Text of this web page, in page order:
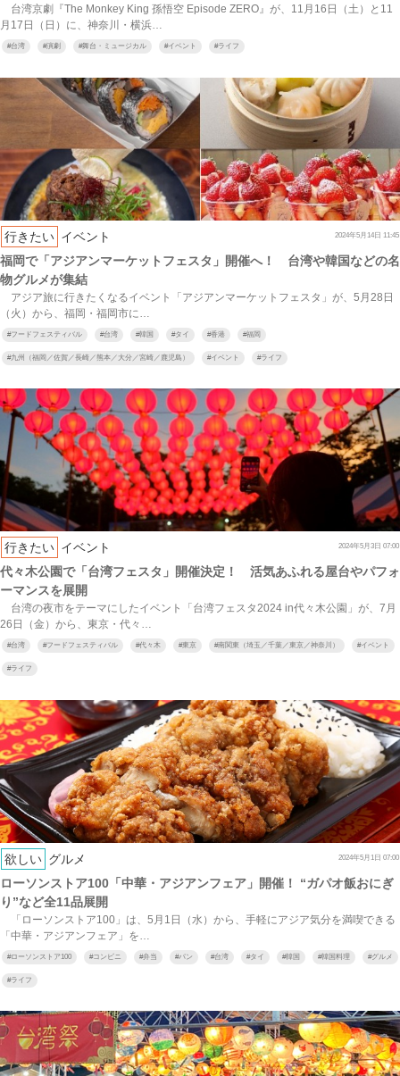
台湾京劇『The Monkey King 孫悟空 Episode ZERO』が、11月16日（土）と11
月17日（日）に、神奈川・横浜…
#台湾 #演劇 #舞台・ミュージカル #イベント #ライフ
行きたい イベント 2024年5月14日 11:45
福岡で「アジアンマーケットフェスタ」開催へ！ 台湾や韓国などの名
物グルメが集結
アジア旅に行きたくなるイベント「アジアンマーケットフェスタ」が、5月28日
（火）から、福岡・福岡市に…
#フードフェスティバル #台湾 #韓国 #タイ #香港 #福岡
#九州（福岡／佐賀／長崎／熊本／大分／宮崎／鹿児島） #イベント #ライフ
行きたい イベント 2024年5月3日 07:00
代々木公園で「台湾フェスタ」開催決定！ 活気あふれる屋台やパフォ
ーマンスを展開
台湾の夜市をテーマにしたイベント「台湾フェスタ2024 in代々木公園」が、7月
26日（金）から、東京・代々…
#台湾 #フードフェスティバル #代々木 #東京 #南関東（埼玉／千葉／東京／神奈川） #イベント
#ライフ
欲しい グルメ 2024年5月1日 07:00
ローソンストア100「中華・アジアンフェア」開催！ “ガパオ飯おにぎ
り”など全11品展開
「ローソンストア100」は、5月1日（水）から、手軽にアジア気分を満喫できる
「中華・アジアンフェア」を…
#ローソンストア100 #コンビニ #弁当 #パン #台湾 #タイ #韓国 #韓国料理 #グルメ
#ライフ